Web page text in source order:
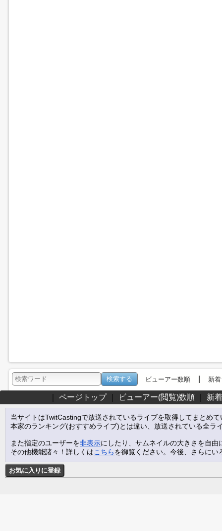
ビューアー数順| 新
ページトップ｜ ビューアー(閲覧)数順｜ 新
当サイトはTwitCastingで放送されているライブを取得してまとめ
本家のランキング(おすすめライブ)とは違い、放送されている全ラ
また指定のユーザーを非表示にしたり、サムネイルの大きさを自
その他機能諸々！詳しくはこちらを御覧ください。今後、さらに